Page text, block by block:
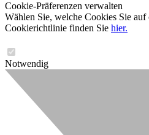
Cookie-Präferenzen verwalten
Wählen Sie, welche Cookies Sie
Cookierichtlinie finden Sie hier.
Notwendig